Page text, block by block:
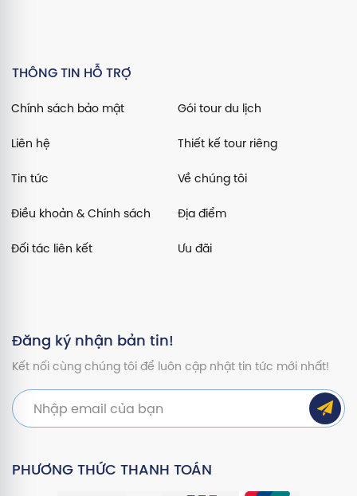
THÔNG TIN HỖ TRỢ
Chính sách bảo mật Gói tour du lịch
Liên hệ Thiết kế tour riêng
Tin tức Về chúng tôi
Điều khoản & Chính sách Địa điểm
Đối tác liên kết Ưu đãi
Đăng ký nhận bản tin!
Kết nối cùng chúng tôi để luôn cập nhật tin tức mới nhất!
PHƯƠNG THỨC THANH TOÁN